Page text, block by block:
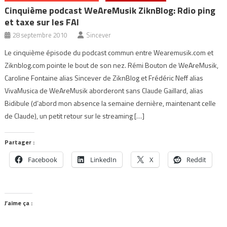
Cinquième podcast WeAreMusik ZiknBlog: Rdio ping
et taxe sur les FAI
28 septembre 2010 Sincever
Le cinquième épisode du podcast commun entre Wearemusik.com et
Ziknblog.com pointe le bout de son nez. Rémi Bouton de WeAreMusik,
Caroline Fontaine alias Sincever de ZiknBlog et Frédéric Neff alias
VivaMusica de WeAreMusik aborderont sans Claude Gaillard, alias
Bidibule (d’abord mon absence la semaine dernière, maintenant celle
de Claude), un petit retour sur le streaming […]
Partager :
Facebook LinkedIn X Reddit
J’aime ça :